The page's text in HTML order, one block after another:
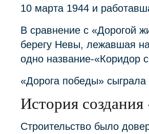
10 марта 1944 и
В сравнение с «Дорогой
берегу Невы, лежавшая
одно название-«Коридор
«Дорога победы»
История
Строительство было